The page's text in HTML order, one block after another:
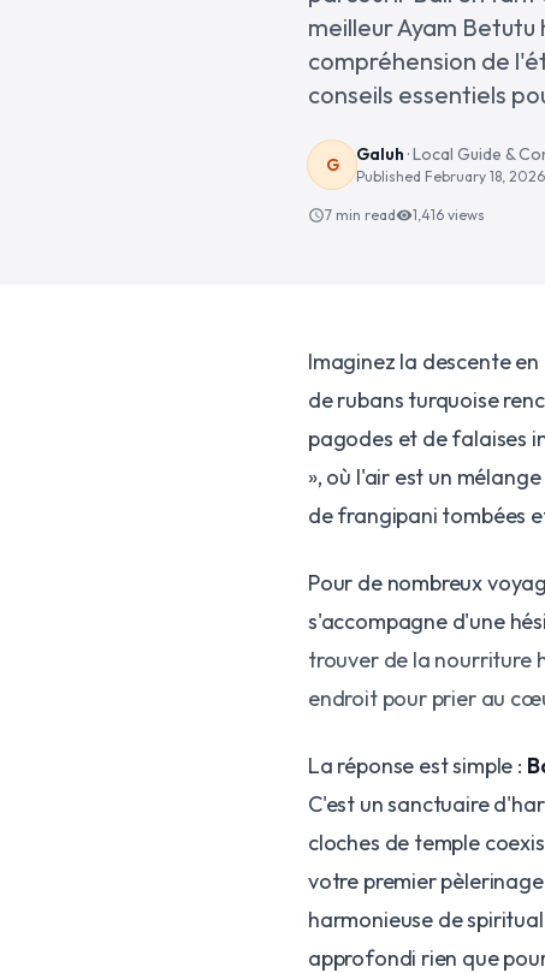
meilleur Ayam
compréhension de
conseils essentiels
G Galuh ·Local Guide &
Published February 18, 2026
schedule7 min readvisibility1,416 views
Imaginez la descente
de rubans turquoise
pagodes et de falaises
», où l'air est un
de frangipani tombées
Pour de nombreux
s'accompagne d'une
trouver de la nourriture
endroit pour prier au
La réponse est simple :
C'est un sanctuaire
cloches de temple
votre premier
harmonieuse de
approfondi rien que